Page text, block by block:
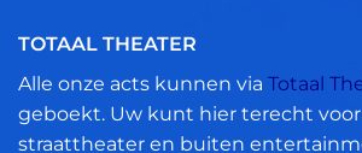
TOTAAL THEATER
Alle onze acts kunnen via Totaal
geboekt. Uw kunt hier terecht
straattheater en buiten